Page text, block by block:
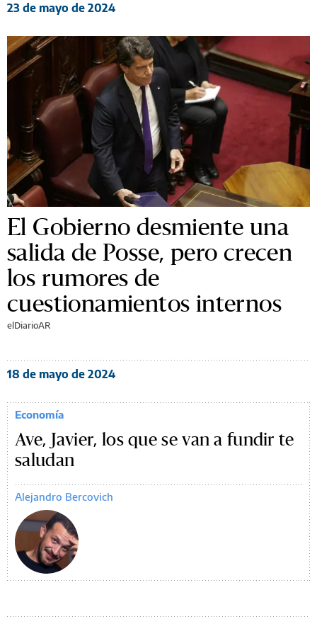
23 de mayo de 2024
El Gobierno desmiente una
salida de Posse, pero crecen
los rumores de
cuestionamientos internos
elDiarioAR
18 de mayo de 2024
Economía
Ave, Javier, los que se van a fundir te
saludan
Alejandro Bercovich